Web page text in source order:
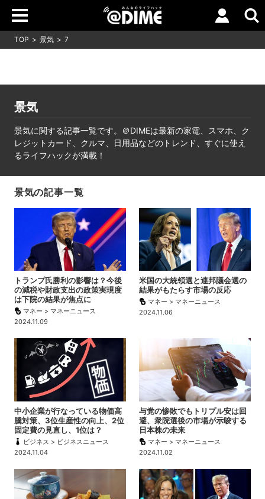
TOP 景気 7
景気
景気に関する記事一覧です。＠DIMEは最新の家電、スマホ、ク
レジットカード、クルマ、日用品などのトレンド、すぐに使え
るライフハックが満載！
景気の記事一覧
トランプ氏勝利の影響は？今後
の減税や財政支出の政策実現度
は下院の結果が焦点に
マネー > マネーニュース
2024.11.09
米国の大統領選と連邦議会選の
結果がもたらす市場の反応
マネー > マネーニュース
2024.11.06
中小企業が行なっている物価高
騰対策、3位生産性の向上、2位
固定費の見直し、1位は？
ビジネス > ビジネスニュース
2024.11.04
与党の惨敗でもトリプル安は回
避、衆院選後の市場が示唆する
日本株の未来
マネー > マネーニュース
2024.11.02